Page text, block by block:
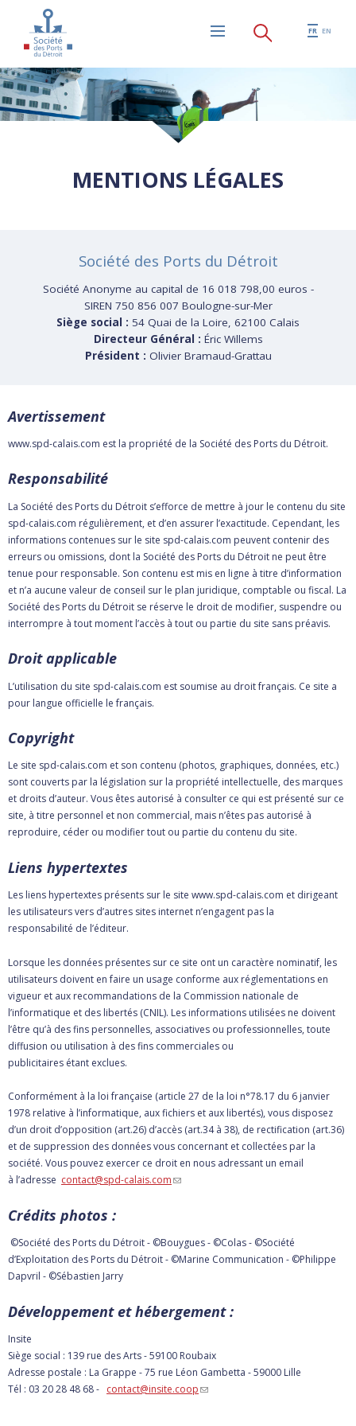
Aller au contenu principal
FR EN
MENTIONS LÉGALES
Société des Ports du Détroit
Société Anonyme au capital de 16 018 798,00 euros -
SIREN 750 856 007 Boulogne-sur-Mer
Siège social : 54 Quai de la Loire, 62100 Calais
Directeur Général : Éric Willems
Président : Olivier Bramaud-Grattau
Avertissement
www.spd-calais.com est la propriété de la Société des Ports du Détroit.
Responsabilité
La Société des Ports du Détroit s’efforce de mettre à jour le contenu du site
spd-calais.com régulièrement, et d’en assurer l’exactitude. Cependant, les
informations contenues sur le site spd-calais.com peuvent contenir des
erreurs ou omissions, dont la Société des Ports du Détroit ne peut être
tenue pour responsable. Son contenu est mis en ligne à titre d’information
et n’a aucune valeur de conseil sur le plan juridique, comptable ou fiscal. La
Société des Ports du Détroit se réserve le droit de modifier, suspendre ou
interrompre à tout moment l’accès à tout ou partie du site sans préavis.
Droit applicable
L’utilisation du site spd-calais.com est soumise au droit français. Ce site a
pour langue officielle le français.
Copyright
Le site spd-calais.com et son contenu (photos, graphiques, données, etc.)
sont couverts par la législation sur la propriété intellectuelle, des marques
et droits d’auteur. Vous êtes autorisé à consulter ce qui est présenté sur ce
site, à titre personnel et non commercial, mais n’êtes pas autorisé à
reproduire, céder ou modifier tout ou partie du contenu du site.
Liens hypertextes
Les liens hypertextes présents sur le site www.spd-calais.com et dirigeant
les utilisateurs vers d’autres sites internet n’engagent pas la
responsabilité de l’éditeur.
Lorsque les données présentes sur ce site ont un caractère nominatif, les
utilisateurs doivent en faire un usage conforme aux réglementations en
vigueur et aux recommandations de la Commission nationale de
l’informatique et des libertés (CNIL). Les informations utilisées ne doivent
l’être qu’à des fins personnelles, associatives ou professionnelles, toute
diffusion ou utilisation à des fins commerciales ou
publicitaires étant exclues.
Conformément à la loi française (article 27 de la loi n°78.17 du 6 janvier
1978 relative à l’informatique, aux fichiers et aux libertés), vous disposez
d’un droit d’opposition (art.26) d’accès (art.34 à 38), de rectification (art.36)
et de suppression des données vous concernant et collectées par la
société. Vous pouvez exercer ce droit en nous adressant un email
à l’adresse contact@spd-calais.com(link sends e-mail)
Crédits photos :
©Société des Ports du Détroit - ©Bouygues - ©Colas - ©Société
d’Exploitation des Ports du Détroit - ©Marine Communication - ©Philippe
Dapvril - ©Sébastien Jarry
Développement et hébergement :
Insite
Siège social : 139 rue des Arts - 59100 Roubaix
Adresse postale : La Grappe - 75 rue Léon Gambetta - 59000 Lille
Tél : 03 20 28 48 68 - contact@insite.coop(link sends e-mail)